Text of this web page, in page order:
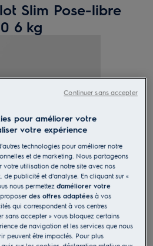
Slim Pose-libre
6 kg
Fiche d’information sur le produit
la capacité ou la qualité de
et virus* avec le programme Vapeur
cycles et la consommation d’eau et
pour améliorer votre
votre expérience
technologies pour améliorer notre
et de marketing. Nous partageons
votre utilisation de notre site avec nos
de publicité et d'analyse. En cliquant sur «
nous permettezd'améliorer votre
proposerdes offres adaptées à vos
qui correspondent à vos centres
sans accepter » vous bloquez certains
de navigation et les services que nous
peuvent être impactés. Pour plus
Continuer sans accepter